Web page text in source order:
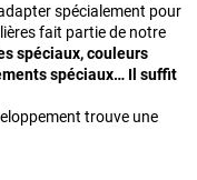
spécialement pour
fait partie de notre
spéciaux, couleurs
spéciaux… Il suffit
trouve une